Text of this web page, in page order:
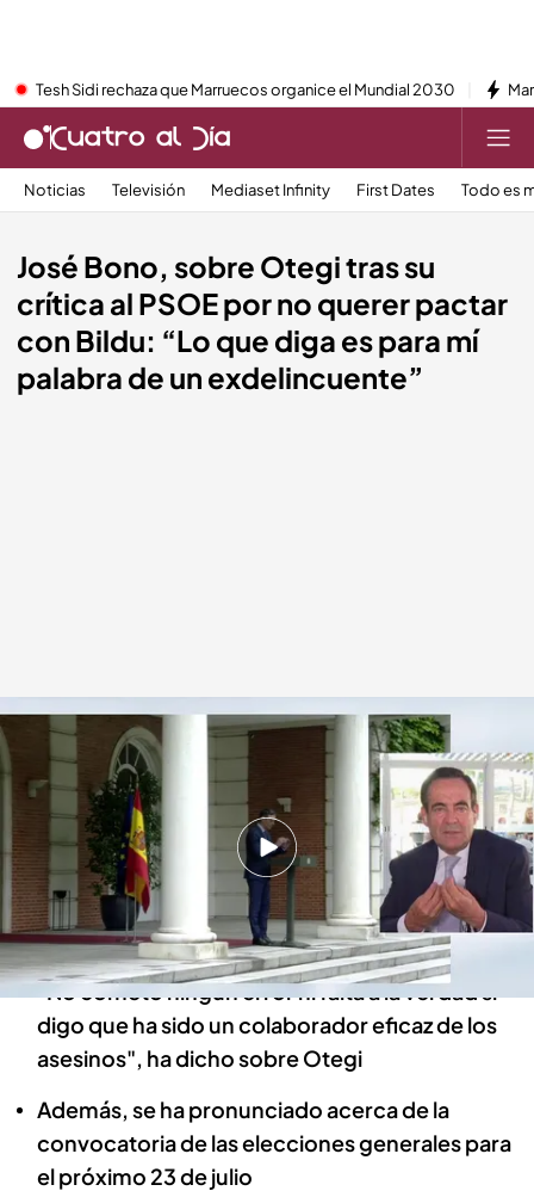
Tesh Sidi rechaza que Marruecos organice el Mundial 2030
Noticias Televisión Mediaset Infinity First Dates Todo es
José Bono, sobre Otegi tras su
crítica al PSOE por no querer pactar
con Bildu: “Lo que diga es para mí
palabra de un exdelincuente”
José Bono, en 'Cuatro al día'
Cuatro al día
31 MAY 2023 - 19:30h.
José Bono ha entrado en directo en ‘Cuatro al
día’ para comentar la última actualidad política
del país
"No cometo ningún error ni falta a la verdad si
digo que ha sido un colaborador eficaz de los
asesinos", ha dicho sobre Otegi
Además, se ha pronunciado acerca de la
convocatoria de las elecciones generales para
el próximo 23 de julio